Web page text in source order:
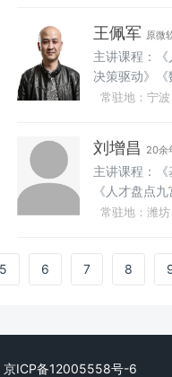
《非人力资源
层管理技能提
篇/执行篇）
效团队建设
作实务的微
考核》《非人
管理》《员
队执行力》
MTP》《人
EXCEL应用》
王佩军 原微
主讲课程：
决策驱动》《
《数字化人
效能提升》《
升》《数据驱
与实操》
常驻地：宁波
刘增昌 20余
主讲课程：《
《人才盘点九宫
员工管理》《
理》 《部门管理者的角色认知与知识》
《管理者应具备的
效管理》《高
常驻地：潍坊
5 6 7 8
ICP备12005558号-6